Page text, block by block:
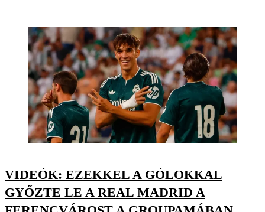
VIDEÓK: EZEKKEL A GÓLOKKAL
GYŐZTE LE A REAL MADRID A